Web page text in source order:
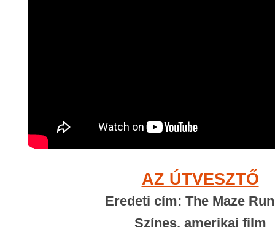
AZ ÚTVESZTŐ
Eredeti cím: The Maze
Színes, amerikai film